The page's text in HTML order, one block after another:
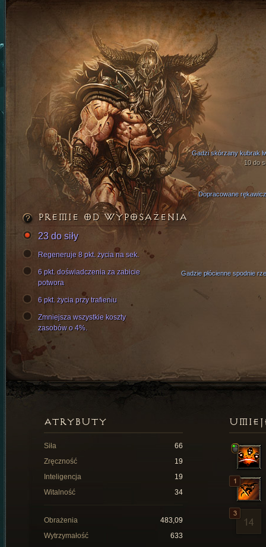
Gadzi skórzany kubrak
10 do
Dopracowane
Gadzie płócienne spodnie
PREMIE OD WYPOSAŻENIA
23 do siły
Regeneruje 8 pkt. życia na sek.
6 pkt. doświadczenia za zabicie
potwora
6 pkt. życia przy trafieniu
Zmniejsza wszystkie koszty
zasobów o 4%.
ATRYBUTY
Siła
66
Zręczność
19
Inteligencja
19
Witalność
34
Obrażenia
483,09
Wytrzymałość
633